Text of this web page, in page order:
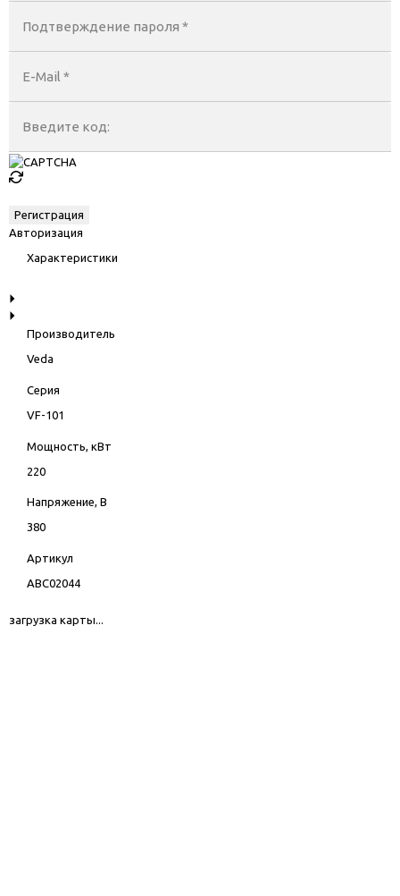
Подтверждение пароля *
E-Mail *
Введите код:
Авторизация
Характеристики
Производитель
Veda
Серия
VF-101
Мощность, кВт
220
Напряжение, В
380
Артикул
ABC02044
загрузка карты...